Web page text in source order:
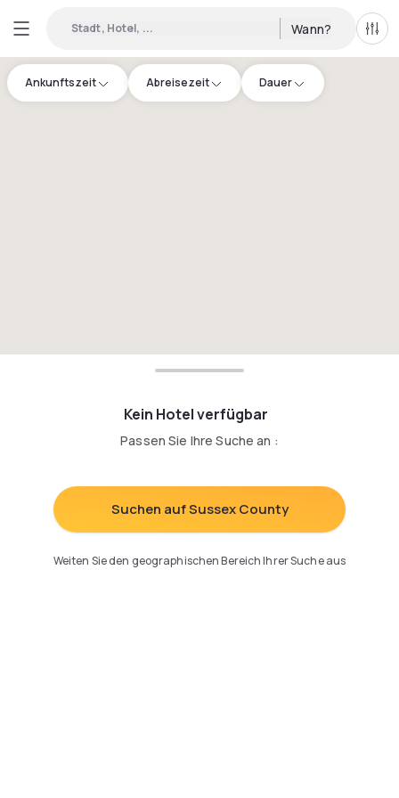
Stadt, Hotel, ... Wann? Alle
Ankunftszeit Abreisezeit Dauer
Kein Hotel verfügbar
Passen Sie Ihre Suche an :
Suchen auf Sussex County
Weiten Sie den geographischen Bereich Ihrer Suche aus